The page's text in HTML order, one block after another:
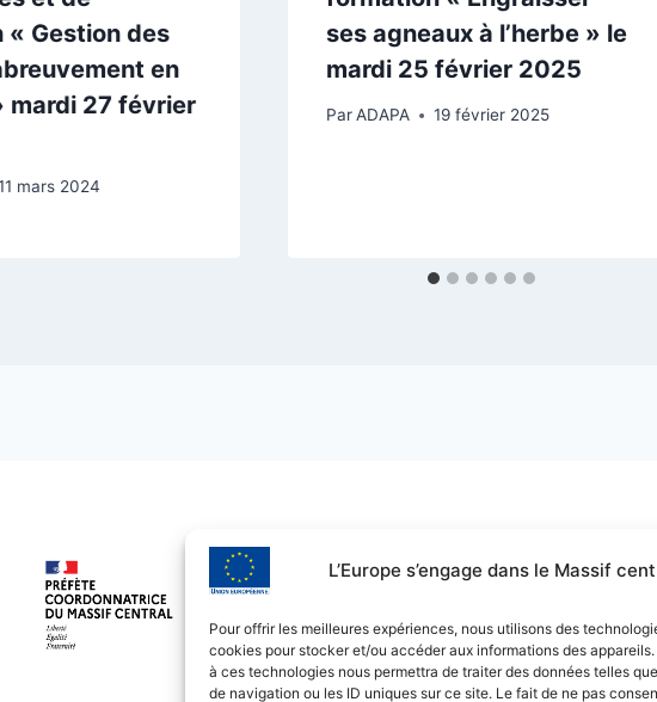
L’Europe s’engage dans le Massif
Pour offrir les meilleures expériences, nous utilisons des
cookies pour stocker et/ou accéder aux informations des
à ces technologies nous permettra de traiter des données telles
de navigation ou les ID uniques sur ce site. Le fait de ne pas
Gestion des
en
mardi 27 février
mars 2024
ses agneaux à l’herbe » le
mardi 25 février 2025
Par ADAPA 19 février 2025